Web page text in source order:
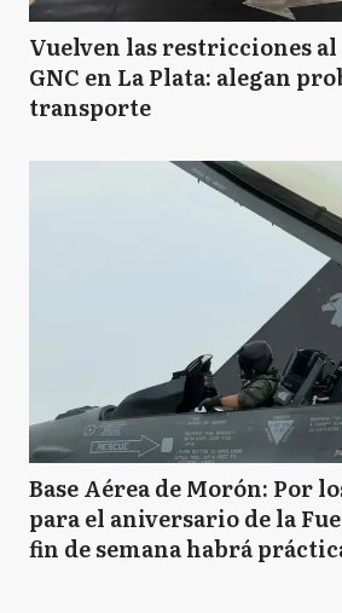
Vuelven las restricciones
GNC en La Plata: alegan
transporte
Base Aérea de Morón: Por
para el aniversario de la
fin de semana habrá